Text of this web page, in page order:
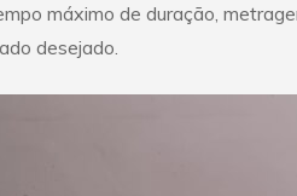
máximo de duração,
desejado.